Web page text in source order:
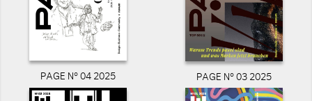
PAGE N° 04 2025 PAGE N° 03 2025